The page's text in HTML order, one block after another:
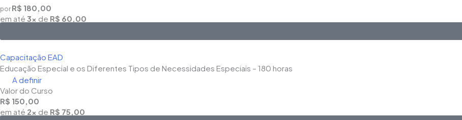
por R$ 180,00
em até 3x de R$ 60,00
Capacitação EAD
Educação Especial e os Diferentes Tipos de Necessidades Especiais – 180 horas
A definir
Valor do Curso
R$ 150,00
em até 2x de R$ 75,00